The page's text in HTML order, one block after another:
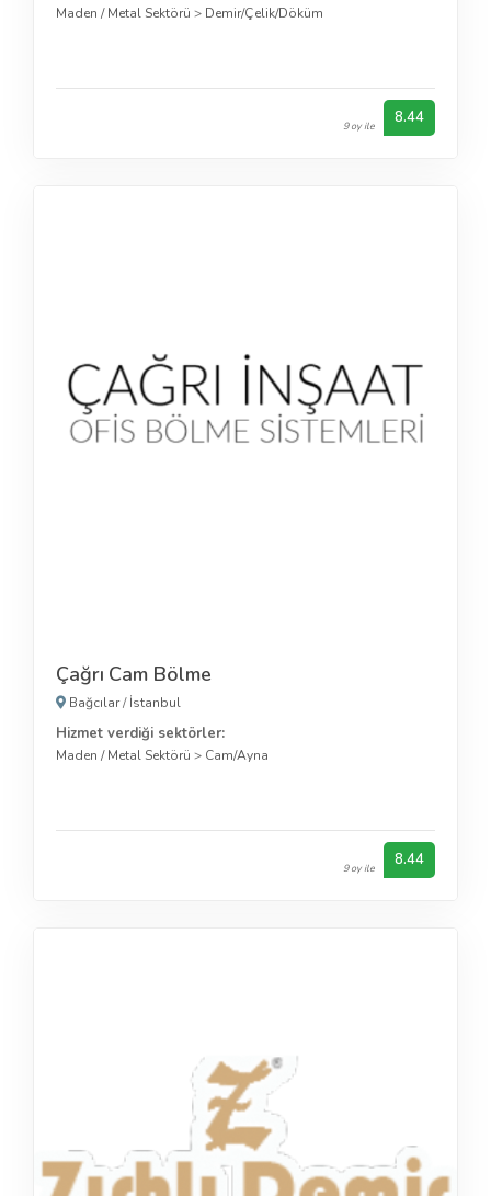
Maden / Metal Sektörü > Demir/Çelik/Döküm
9 oy ile 8.44
Çağrı Cam Bölme
Bağcılar/İstanbul
Hizmet verdiği sektörler:
Maden / Metal Sektörü > Cam/Ayna
9 oy ile 8.44